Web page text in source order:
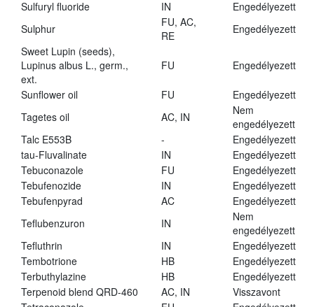
Sulfuryl fluoride
IN
Engedélyezett
Sulphur
FU, AC,
RE
Engedélyezett
Sweet Lupin (seeds),
Lupinus albus L., germ.,
ext.
FU Engedélyezett
Sunflower oil FU
Engedélyezett
Tagetes oil
AC, IN
Nem
engedélyezett
Talc E553B
-
Engedélyezett
tau-Fluvalinate
IN
Engedélyezett
Tebuconazole
FU
Engedélyezett
Tebufenozide
IN
Engedélyezett
Tebufenpyrad
AC
Engedélyezett
Teflubenzuron
IN
Nem
engedélyezett
Tefluthrin
IN
Engedélyezett
Tembotrione
HB
Engedélyezett
Terbuthylazine
HB
Engedélyezett
Terpenoid blend QRD-460
AC, IN
Visszavont